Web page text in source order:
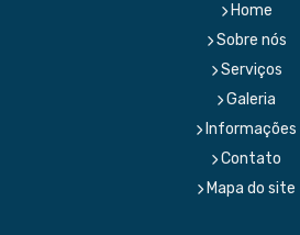
Home
Sobre nós
Serviços
Galeria
Informações
Contato
Mapa do site